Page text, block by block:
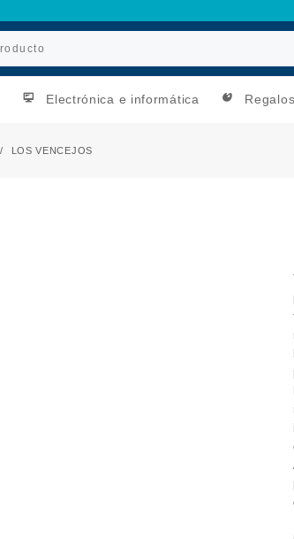
Electrónica e informática
LOS VENCEJOS